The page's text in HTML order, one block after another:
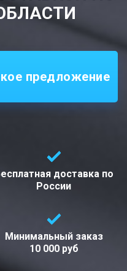
предложение
доставка по
России
Минимальный заказ
10 000 руб